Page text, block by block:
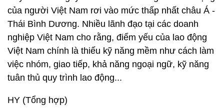
của người Việt Nam rơi vào mức thấp nhất châu Á -
Thái Bình Dương. Nhiều lãnh đạo tại các doanh
nghiệp Việt Nam cho rằng, điểm yếu của lao động
Việt Nam chính là thiếu kỹ năng mềm như cách làm
việc nhóm, giao tiếp, khả năng ngoại ngữ, kỹ năng
tuân thủ quy trình lao động...
HY (Tổng hợp)